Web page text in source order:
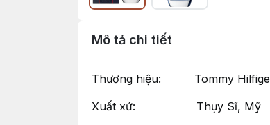
Mô tả chi tiết
Thương hiệu: Tommy
Xuất xứ: Thụy Sĩ, Mỹ